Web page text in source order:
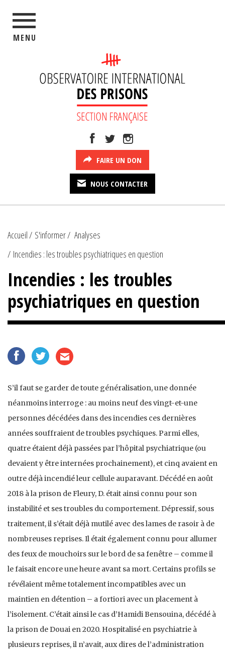
MENU
FAIRE UN DON
NOUS CONTACTER
Accueil S'informer
Analyses
Incendies : les troubles psychiatriques en question
Incendies : les troubles
psychiatriques en question
S’il faut se garder de toute généralisation, une donnée
néanmoins interroge : au moins neuf des vingt-et-une
personnes décédées dans des incendies ces dernières
années souffraient de troubles psychiques. Parmi elles,
quatre étaient déjà passées par l’hôpital psychiatrique (ou
devaient y être internées prochainement), et cinq avaient en
outre déjà incendié leur cellule auparavant. Décédé en août
2018 à la prison de Fleury, D. était ainsi connu pour son
instabilité et ses troubles du comportement. Dépressif, sous
traitement, il s’était déjà mutilé avec des lames de rasoir à de
nombreuses reprises. Il était également connu pour allumer
des feux de mouchoirs sur le bord de sa fenêtre – comme il
le faisait encore une heure avant sa mort. Certains profils se
révélaient même totalement incompatibles avec un
maintien en détention – a fortiori avec un placement à
l’isolement. C’était ainsi le cas d’Hamidi Bensouina, décédé à
la prison de Douai en 2020. Hospitalisé en psychiatrie à
plusieurs reprises, il n’avait, aux dires de l’administration